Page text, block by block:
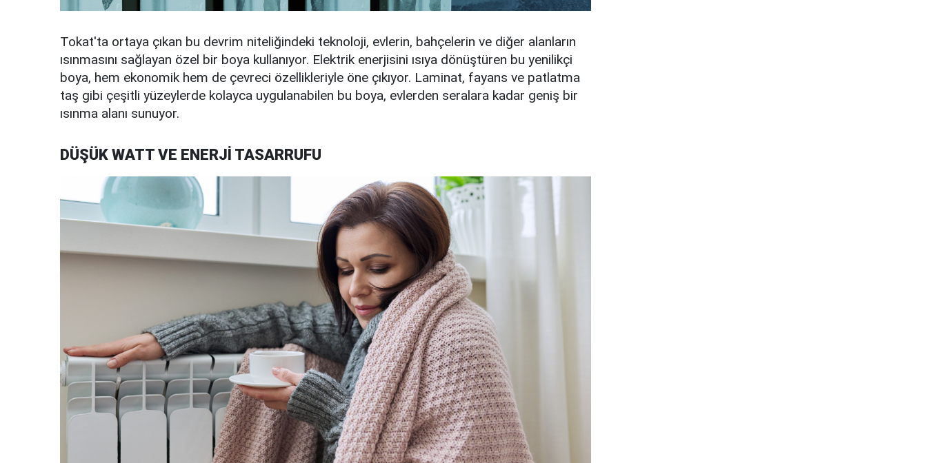
Tokat'ta ortaya çıkan bu devrim niteliğindeki teknoloji, evlerin, bahçelerin ve diğer alanların
ısınmasını sağlayan özel bir boya kullanıyor. Elektrik enerjisini ısıya dönüştüren bu yenilikçi
boya, hem ekonomik hem de çevreci özellikleriyle öne çıkıyor. Laminat, fayans ve patlatma
taş gibi çeşitli yüzeylerde kolayca uygulanabilen bu boya, evlerden seralara kadar geniş bir
ısınma alanı sunuyor.
DÜŞÜK WATT VE ENERJİ TASARRUFU